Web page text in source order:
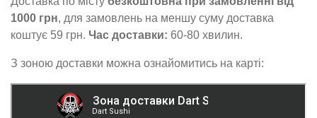
1000 грн, для замовлень на меншу суму доставка
коштує 59 грн. Час доставки: 60-80 хвилин.
З зоною доставки можна ознайомитись на карті: